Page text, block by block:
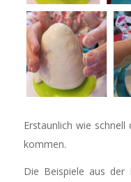
Erstaunlich wie schnell
kommen.
Die Beispiele aus